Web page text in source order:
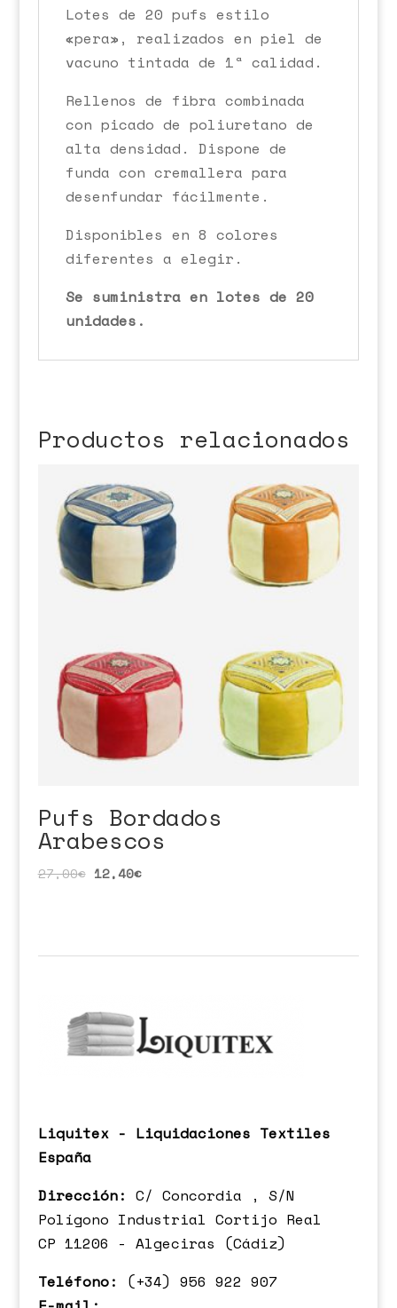
Lotes de 20 pufs estilo
«pera», realizados en piel de
vacuno tintada de 1ª calidad.
Rellenos de fibra combinada
con picado de poliuretano de
alta densidad. Dispone de
funda con cremallera para
desenfundar fácilmente.
Disponibles en 8 colores
diferentes a elegir.
Se suministra en lotes de 20
unidades.
Productos relacionados
Pufs Bordados
Arabescos
27,00€ 12,40€
Liquitex - Liquidaciones Textiles
España
Dirección: C/ Concordia , S/N
Polígono Industrial Cortijo Real
CP 11206 - Algeciras (Cádiz)
Teléfono:
(+34) 956 922 907